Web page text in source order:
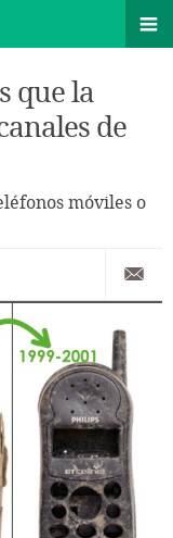
que la
de
móviles o